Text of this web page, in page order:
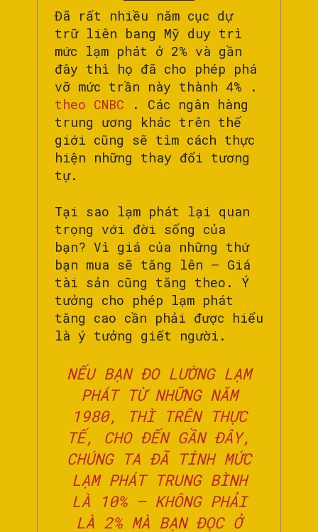
Đã rất nhiều năm cục dự
trữ liên bang Mỹ duy trì
mức lạm phát ở 2% và gần
đây thì họ đã cho phép phá
vỡ mức trần này thành 4% .
theo CNBC . Các ngân hàng
trung ương khác trên thế
giới cũng sẽ tìm cách thực
hiện những thay đổi tương
tự.
Tại sao lạm phát lại quan
trọng với đời sống của
bạn? Vì giá của những thứ
bạn mua sẽ tăng lên – Giá
tài sản cũng tăng theo. Ý
tưởng cho phép lạm phát
tăng cao cần phải được hiểu
là ý tưởng giết người.
NẾU BẠN ĐO LƯỜNG LẠM
PHÁT TỪ NHỮNG NĂM
1980, THÌ TRÊN THỰC
TẾ, CHO ĐẾN GẦN ĐÂY,
CHÚNG TA ĐÃ TÍNH MỨC
LẠM PHÁT TRUNG BÌNH
LÀ 10% – KHÔNG PHẢI
LÀ 2% MÀ BẠN ĐỌC Ở